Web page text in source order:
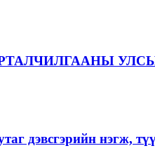
дэвсгэрийн нэгж,